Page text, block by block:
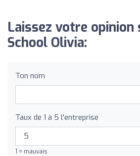
Laissez votre opinion
School Olivia:
Ton nom
Taux de 1 à 5 l'entreprise
1 = mauvais